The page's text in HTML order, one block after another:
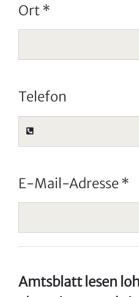
Ort*
Telefon
E‐Mail‐Adresse *
Amtsblatt lesen